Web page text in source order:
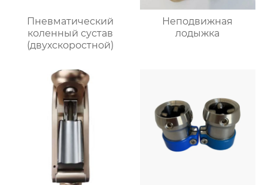
Пневматический
коленный сустав
(двухскоростной)
Неподвижная
лодыжка